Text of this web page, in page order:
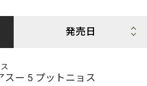
スー 5 プットニョス